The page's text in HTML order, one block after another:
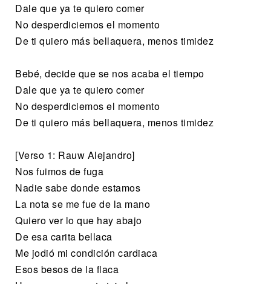
Dale que ya te quiero comer
No desperdiciemos el momento
De ti quiero más bellaquera, menos timidez
Bebé, decide que se nos acaba el tiempo
Dale que ya te quiero comer
No desperdiciemos el momento
De ti quiero más bellaquera, menos timidez
[Verso 1: Rauw Alejandro]
Nos fuimos de fuga
Nadie sabe donde estamos
La nota se me fue de la mano
Quiero ver lo que hay abajo
De esa carita bellaca
Me jodió mi condición cardiaca
Esos besos de la flaca